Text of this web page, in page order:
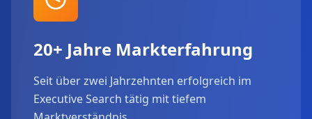
20+ Jahre Markterfahrung
Seit über zwei Jahrzehnten erfolgreich im
Executive Search tätig mit tiefem